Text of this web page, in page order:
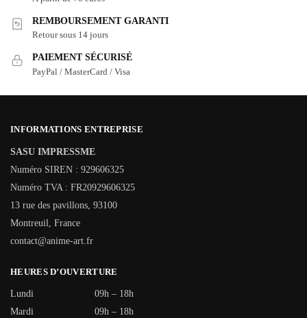
REMBOURSEMENT GARANTI
Retour sous 14 jours
PAIEMENT SÉCURISÉ
PayPal / MasterCard / Visa
INFORMATIONS ENTREPRISE
SASU IMPRESSME
Numéro SIREN : 929606325
Numéro TVA : FR20929606325
13 rue des pavillons, 93100
Montreuil, France
contact@anime-art.fr
HEURES D’OUVERTURE
Lundi
09h – 18h
Mardi
09h – 18h